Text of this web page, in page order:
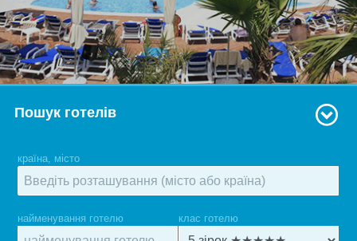
Пошук готелів
країна, місто
найменування готелю клас готелю